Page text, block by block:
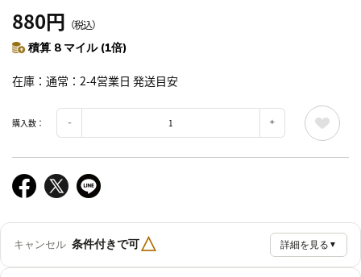
880円 （税込）
積算 8 マイル (1倍)
在庫 通常：2-4営業日 発送目安
購入数：
キャンセル 条件付きで可△ 詳細を見る ▼